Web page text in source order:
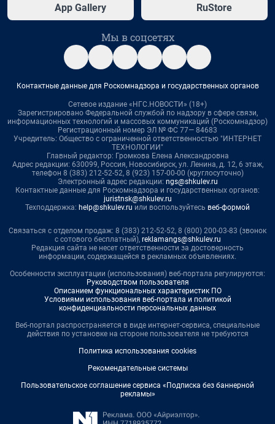
App Gallery RuStore
Мы в соцсетях
Контактные данные для Роскомнадзора и государственных органов
Сетевое издание «НГС.НОВОСТИ» (18+)
Зарегистрировано Федеральной службой по надзору в сфере связи,
информационных технологий и массовых коммуникаций (Роскомнадзор)
Регистрационный номер ЭЛ № ФС 77— 84683
Учредитель: Общество с ограниченной ответственностью "ИНТЕРНЕТ
ТЕХНОЛОГИИ"
Главный редактор: Громкова Елена Александровна
Адрес редакции: 630099, Россия, Новосибирск, ул. Ленина, д. 12, 6 этаж,
телефон 8 (383) 212-52-52, 8 (923) 157-00-00 (круглосуточно)
Электронный адрес редакции: ngs@shkulev.ru
Контактные данные для Роскомнадзора и государственных органов:
juristnsk@shkulev.ru
Техподдержка: help@shkulev.ru или воспользуйтесь веб-формой
Связаться с отделом продаж: 8 (383) 212-52-52, 8 (800) 200-03-83 (звонок
с сотового бесплатный), reklamangs@shkulev.ru
Редакция сайта не несет ответственности за достоверность
информации, содержащейся в рекламных объявлениях.
Особенности эксплуатации (использования) веб-портала регулируются:
Руководством пользователя
Описанием функциональных характеристик ПО
Условиями использования веб-портала и политикой
конфиденциальности персональных данных
Веб-портал распространяется в виде интернет-сервиса, специальные
действия по установке на стороне пользователя не требуются
Политика использования cookies
Рекомендательные системы
Пользовательское соглашение сервиса «Подписка без баннерной
рекламы»